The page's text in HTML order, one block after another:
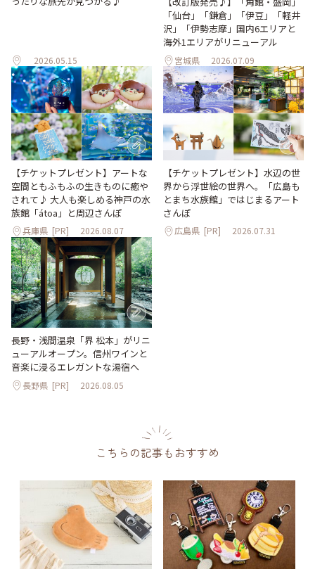
2026.05.15
「仙台」「鎌倉」「伊豆」「軽井
沢」「伊勢志摩」国内6エリアと
海外1エリアがリニューアル
宮城県 2026.07.09
【チケットプレゼント】アートな
空間ともふもふの生きものに癒や
されて♪ 大人も楽しめる神戸の水
族館「átoa」と周辺さんぽ
兵庫県 [PR] 2026.08.07
【チケットプレゼント】水辺の世
界から浮世絵の世界へ。「広島も
とまち水族館」ではじまるアート
さんぽ
広島県 [PR] 2026.07.31
長野・浅間温泉「界 松本」がリニ
ューアルオープン。信州ワインと
音楽に浸るエレガントな湯宿へ
長野県 [PR] 2026.08.05
こちらの記事もおすすめ